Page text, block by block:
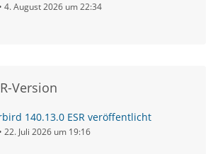
4. August 2026 um 22:34
Version
140.13.0 ESR veröffentlicht
22. Juli 2026 um 19:16